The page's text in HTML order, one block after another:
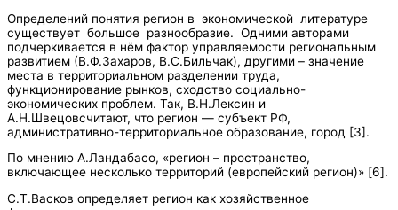
Определений понятия регион в экономической литературе
существует большое разнообразие. Одними авторами
подчеркивается в нём фактор управляемости региональным
развитием (В.Ф.Захаров, В.С.Бильчак), другими – значение
места в территориальном разделении труда,
функционирование рынков, сходство социально-
экономических проблем. Так, В.Н.Лексин и
А.Н.Швецовсчитают, что регион — субъект РФ,
административно-территориальное образование, город [3].
По мнению А.Ландабасо, «регион – пространство,
включающее несколько территорий (европейский регион)» [6].
С.Т.Васков определяет регион как хозяйственное